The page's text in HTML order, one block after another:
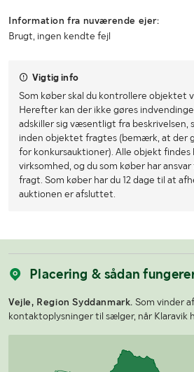
Information fra nuværende ejer:
Brugt, ingen kendte fejl
Vigtig info
Som køber skal du kontrollere objektet
Herefter kan der ikke gøres
adskiller sig væsentligt fra beskrivelsen,
inden objektet fragtes (bemærk, at der
for konkursauktioner). Alle objekt findes
virksomhed, og du som køber har
fragt. Som køber har du 12 dage til at
auktionen er afsluttet.
Placering & sådan
Vejle, Region Syddanmark. Som vinder
kontaktoplysninger til sælger, når Klaravik